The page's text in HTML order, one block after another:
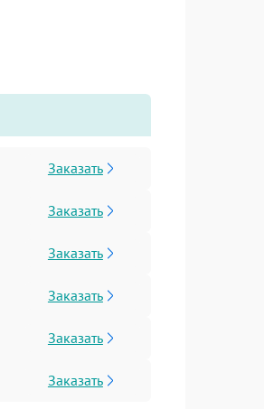
Заказать
Заказать
Заказать
Заказать
Заказать
Заказать